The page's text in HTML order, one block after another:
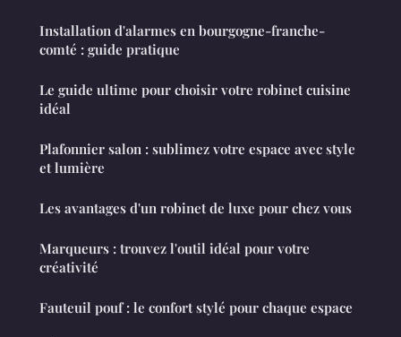
Installation d'alarmes en bourgogne-franche-
comté : guide pratique
Le guide ultime pour choisir votre robinet cuisine
idéal
Plafonnier salon : sublimez votre espace avec style
et lumière
Les avantages d'un robinet de luxe pour chez vous
Marqueurs : trouvez l'outil idéal pour votre
créativité
Fauteuil pouf : le confort stylé pour chaque espace